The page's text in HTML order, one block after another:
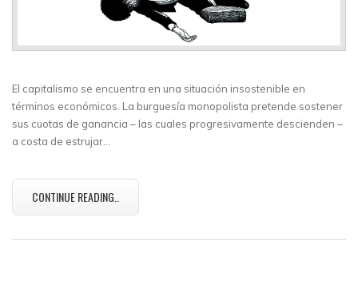
El capitalismo se encuentra en una situación insostenible en
términos económicos. La burguesía monopolista pretende sostener
sus cuotas de ganancia – las cuales progresivamente descienden –
a costa de estrujar…
CONTINUE READING..